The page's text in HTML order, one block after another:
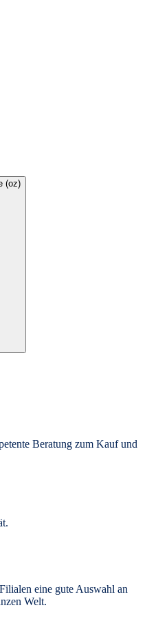
(oz)
Beratung zum Kauf und
eine gute Auswahl an
Welt.